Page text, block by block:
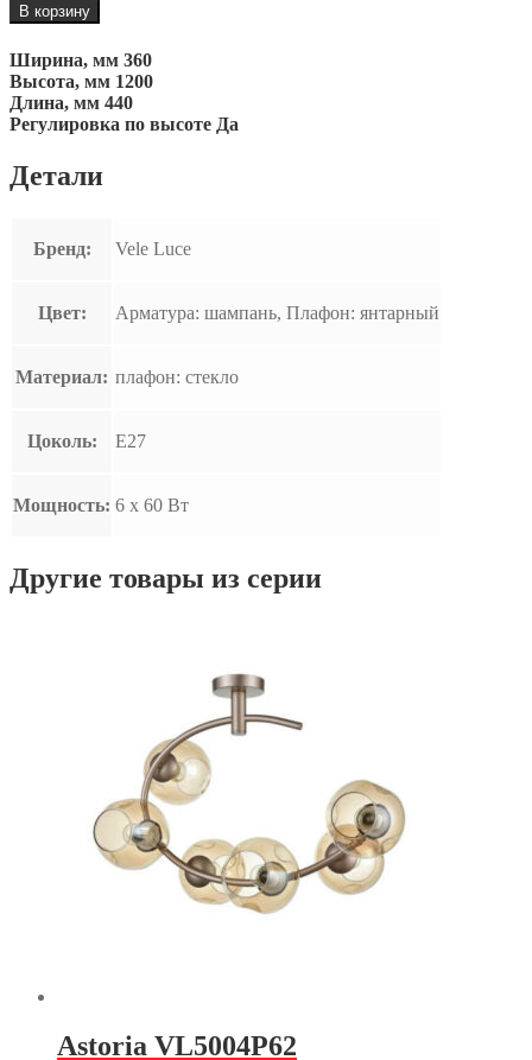
В корзину
Ширина, мм 360
Высота, мм 1200
Длина, мм 440
Регулировка по высоте Да
Детали
Бренд: Vele Luce
Цвет: Арматура: шампань, Плафон: янтарный
Материал: плафон: стекло
Цоколь: E27
Мощность: 6 x 60 Вт
Другие товары из серии
Astoria VL5004P62